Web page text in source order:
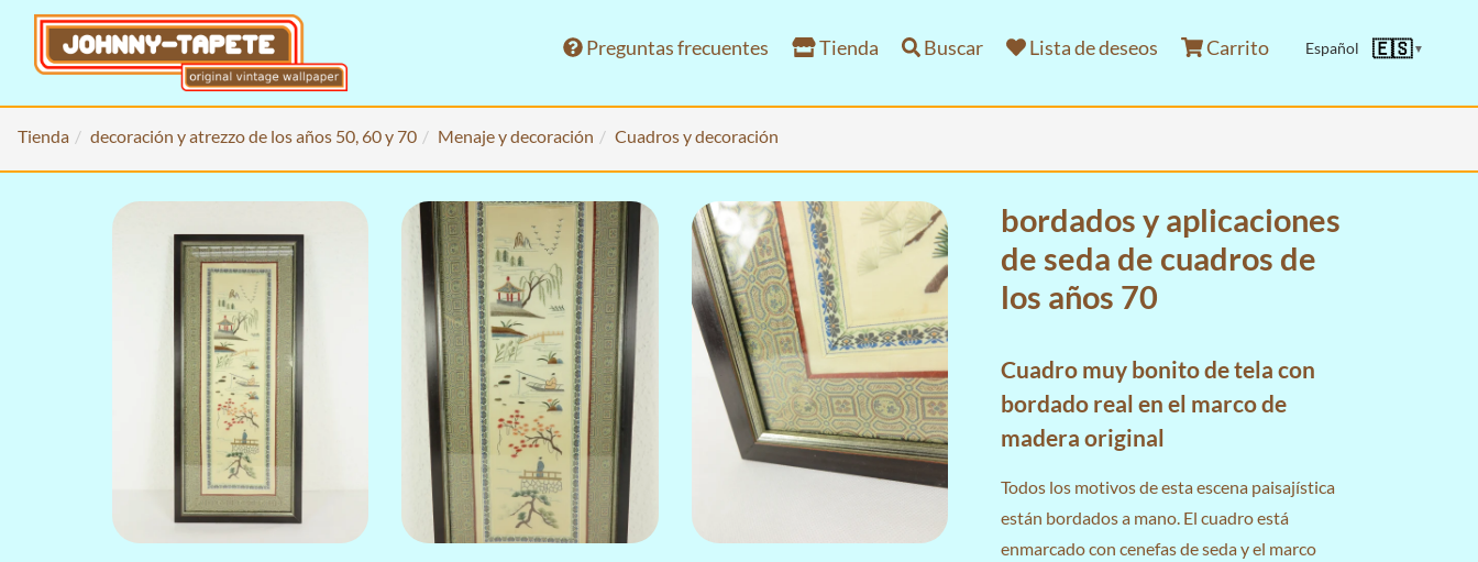
Preguntas frecuentes Tienda Buscar Lista de deseos Carrito Español 🇪🇸▼
Tienda decoración y atrezzo de los años 50, 60 y 70 Menaje y decoración Cuadros y decoración
bordados y aplicaciones
de seda de cuadros de
los años 70
Cuadro muy bonito de tela con
bordado real en el marco de
madera original
Todos los motivos de esta escena paisajística
están bordados a mano. El cuadro está
enmarcado con cenefas de seda y el marco